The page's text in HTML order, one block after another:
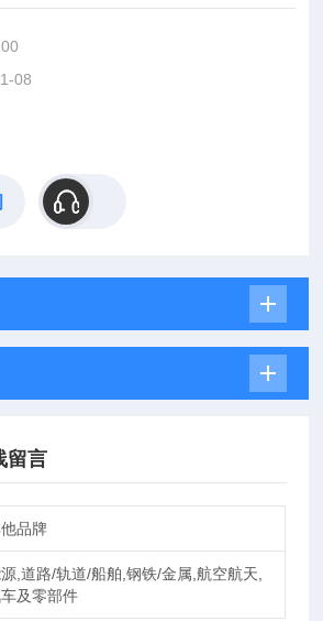
08
留言
品牌
,道路/轨道/船舶,钢铁/金属,航空航天,
及零部件